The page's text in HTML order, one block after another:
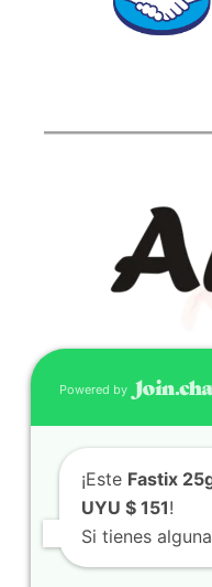
Powered by
¡Este Fastix
UYU $ 151!
Si tienes